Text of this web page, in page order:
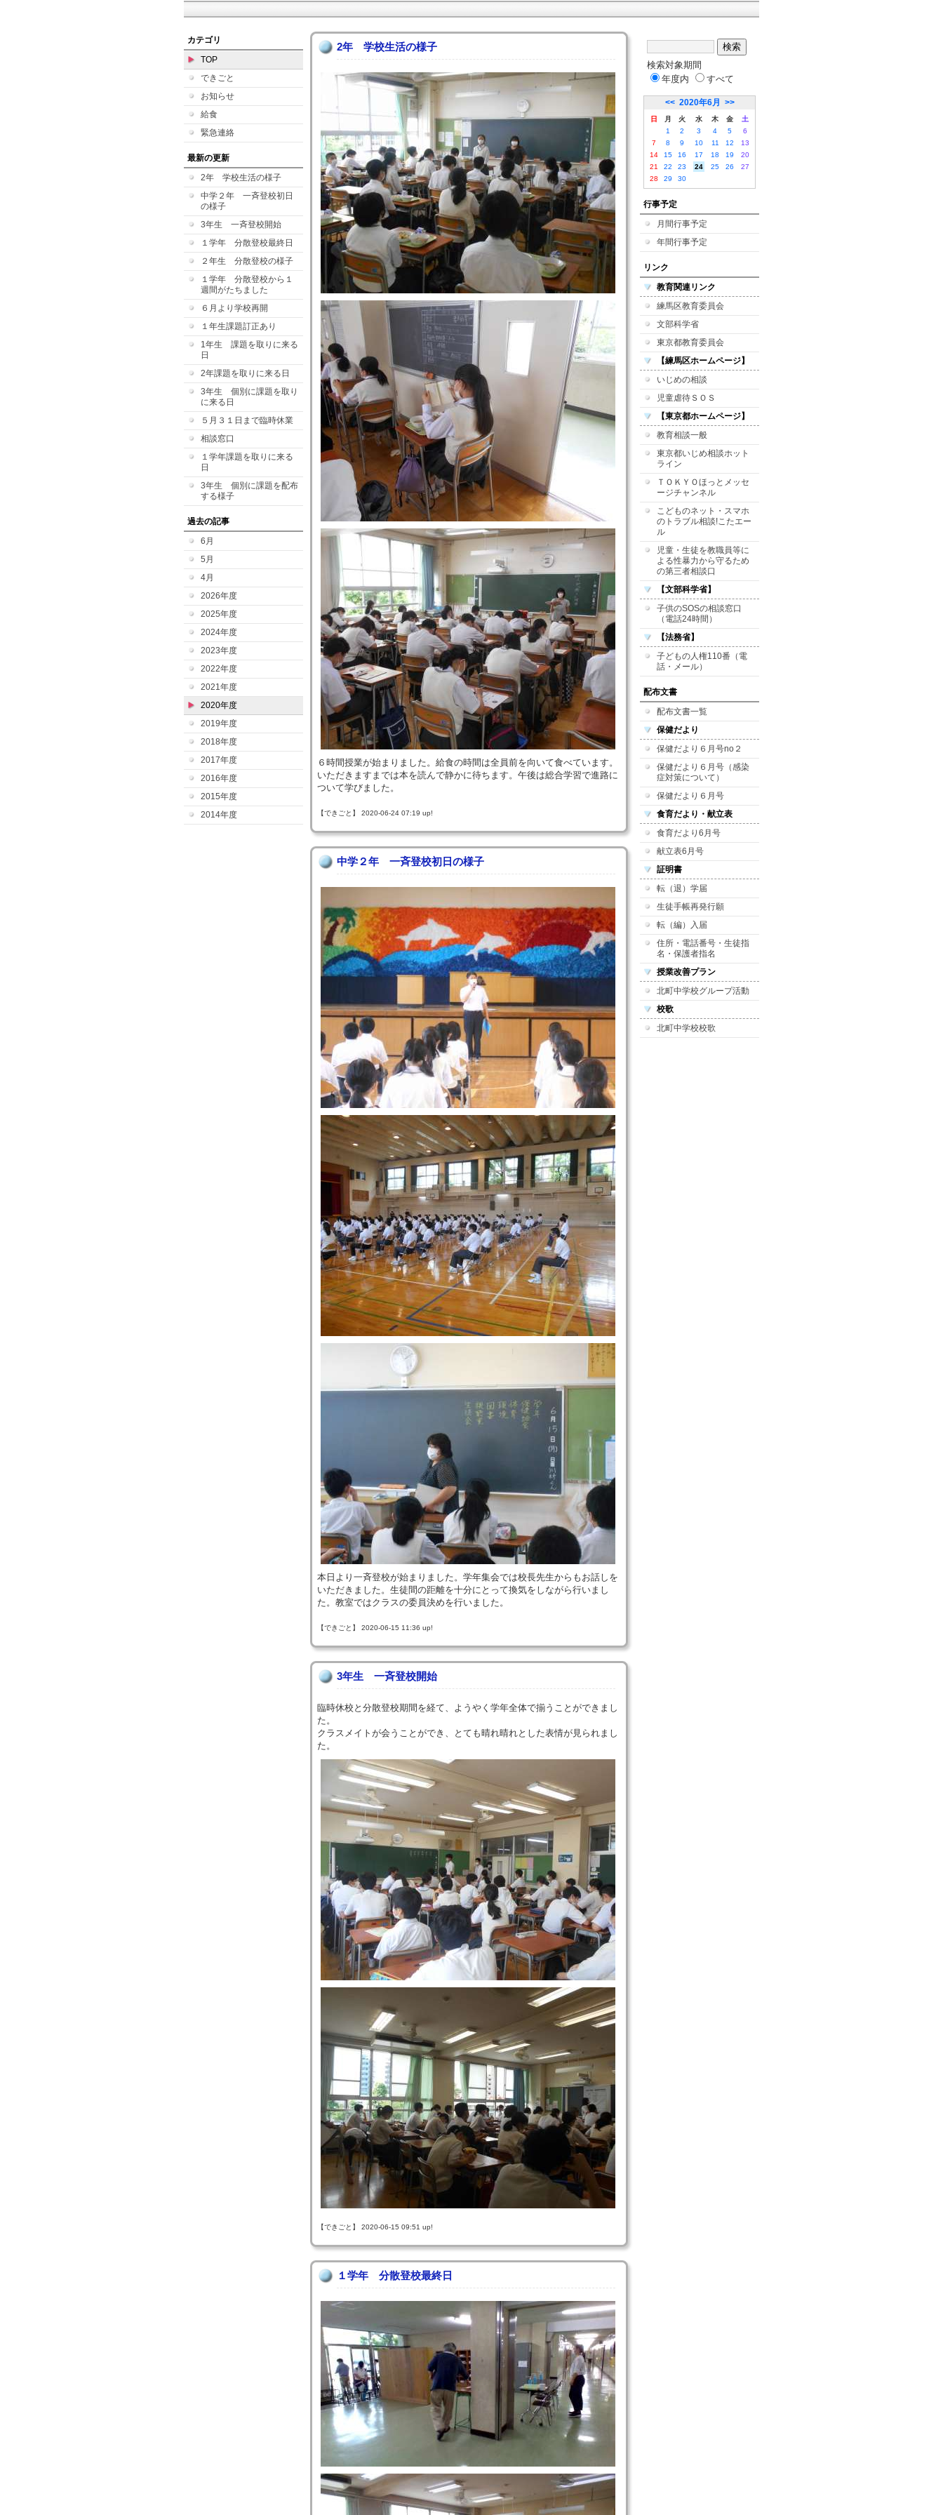
カテゴリ
TOP
できごと
お知らせ
給食
緊急連絡
最新の更新
2年 学校生活の様子
中学２年 一斉登校初日
の様子
3年生 一斉登校開始
１学年 分散登校最終日
２年生 分散登校の様子
１学年 分散登校から１
週間がたちました
６月より学校再開
１年生課題訂正あり
1年生 課題を取りに来る
日
2年課題を取りに来る日
3年生 個別に課題を取り
に来る日
５月３１日まで臨時休業
相談窓口
１学年課題を取りに来る
日
3年生 個別に課題を配布
する様子
過去の記事
6月
5月
4月
2026年度
2025年度
2024年度
2023年度
2022年度
2021年度
2020年度
2019年度
2018年度
2017年度
2016年度
2015年度
2014年度
2年 学校生活の様子
６時間授業が始まりました。給食の時間は全員前を向いて食べています。
いただきますまでは本を読んで静かに待ちます。午後は総合学習で進路に
ついて学びました。
【できごと】 2020-06-24 07:19 up!
中学２年 一斉登校初日の様子
本日より一斉登校が始まりました。学年集会では校長先生からもお話しを
いただきました。生徒間の距離を十分にとって換気をしながら行いまし
た。教室ではクラスの委員決めを行いました。
【できごと】 2020-06-15 11:36 up!
3年生 一斉登校開始
臨時休校と分散登校期間を経て、ようやく学年全体で揃うことができまし
た。
クラスメイトが会うことができ、とても晴れ晴れとした表情が見られまし
た。
【できごと】 2020-06-15 09:51 up!
１学年 分散登校最終日
検索対象期間
年度内
すべて
<< 2020年6月 >>
日 月 火 水 木 金
土
1
2 3 4 5
6
7
8 9 10 11 12
13
14
15 16 17 18 19
20
21
22 23 24 25 26
27
28
29 30
行事予定
月間行事予定
年間行事予定
リンク
教育関連リンク
練馬区教育委員会
文部科学省
東京都教育委員会
【練馬区ホームページ】
いじめの相談
児童虐待ＳＯＳ
【東京都ホームページ】
教育相談一般
東京都いじめ相談ホット
ライン
ＴＯＫＹＯほっとメッセ
ージチャンネル
こどものネット・スマホ
のトラブル相談!こたエー
ル
児童・生徒を教職員等に
よる性暴力から守るため
の第三者相談口
【文部科学省】
子供のSOSの相談窓口
（電話24時間）
【法務省】
子どもの人権110番（電
話・メール）
配布文書
配布文書一覧
保健だより
保健だより６月号no２
保健だより６月号（感染
症対策について）
保健だより６月号
食育だより・献立表
食育だより6月号
献立表6月号
証明書
転（退）学届
生徒手帳再発行願
転（編）入届
住所・電話番号・生徒指
名・保護者指名
授業改善プラン
北町中学校グループ活動
校歌
北町中学校校歌